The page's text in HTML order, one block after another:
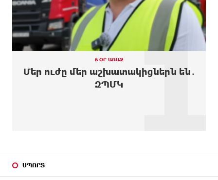
10 ԺԱՄ
ԱՌԱՋ
Օգոստոսի 10-ին, 11-ին, 12-ին, 13-ին, 14-ին, 17-
ին, 18-ին և 20-ին հարյուրավոր հասցեներում
լույս չի լինելու
10 ԺԱՄ
Ողբերգական դեպք՝ Երևանում․ Կիևյան կամրջի
տակ հայտնաբերվել է տղամարդու մարմին
Ադրբեջանի Սարով գյուղում տանը 18-ամյա
աղջկա դի է հայտնաբերվել
պատուհաններն ու դռները
6 ՕՐ ԱՌԱՋ
Մեր ուժը մեր աշխատակիցներն են․
ԶՊՄԿ
1
ՍՊՈՐՏ